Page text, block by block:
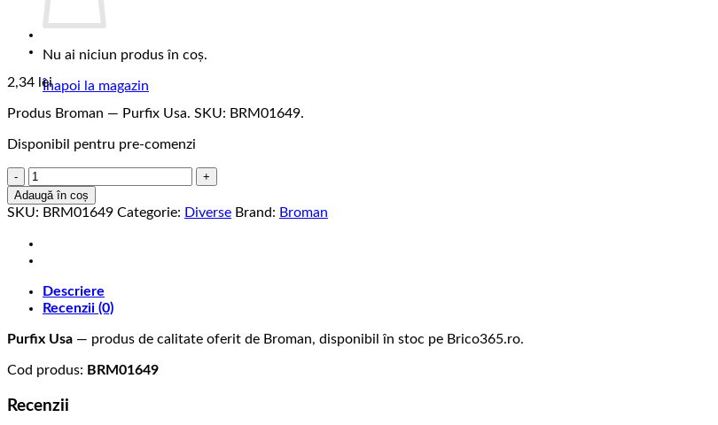
Nu ai niciun produs în coș.
Înapoi la magazin
2,34 lei
Produs Broman — Purfix Usa. SKU: BRM01649.
Disponibil pentru pre-comenzi
Cantitate
Purfix
Usa
Adaugă în coș
SKU: BRM01649 Categorie: Diverse Brand: Broman
Descriere
Recenzii (0)
Purfix Usa — produs de calitate oferit de Broman, disponibil în stoc pe Brico365.ro.
Cod produs: BRM01649
Recenzii